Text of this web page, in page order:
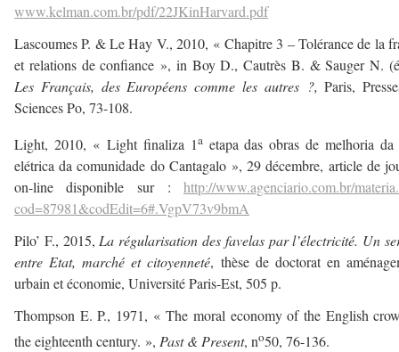
www.kelman.com.br/pdf/22JKinHarvard.pdf
Lascoumes P. & Le Hay V., 2010, « Chapitre 3 – Tolérance de la
et relations de confiance », in Boy D., Cautrès B. & Sauger N.
Les Français, des Européens comme les autres ?,Paris,
Sciences Po, 73-108.
Light, 2010, « Light finaliza 1aetapa das obras de melhoria da
elétrica da comunidade do Cantagalo », 29 décembre, article de
on-line disponible sur : http://www.agenciario.com.br/
cod=87981&codEdit=6#.VgpV73v9bmA
Pilo’ F., 2015, La régularisation des favelas par l’électricité. Un
entre Etat, marché et citoyenneté, thèse de doctorat en
urbain et économie, Université Paris-Est, 505 p.
Thompson E. P., 1971, « The moral economy of the English
the eighteenth century. », Past & Present, no50, 76-136.